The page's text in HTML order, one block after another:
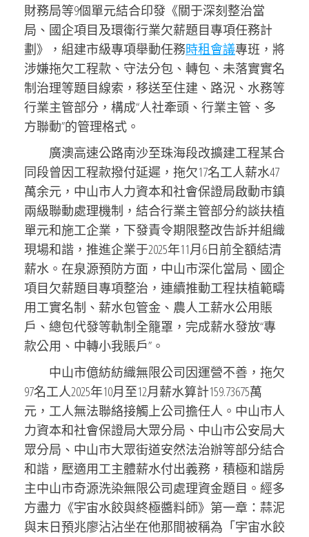
財務局等9個單元結合印發《關于深刻整治當
局、國企項目及環衛行業欠薪題目專項任務計
劃》，組建市級專項舉動任務時租會議專班，將
涉嫌拖欠工程款、守法分包、轉包、未落實實名
制治理等題目線索，移送至住建、路況、水務等
行業主管部分，構成“人社牽頭、行業主管、多
方聯動”的管理格式。
廣澳高速公路南沙至珠海段改擴建工程某合
同段曾因工程款撥付延遲，拖欠17名工人薪水47
萬余元，中山市人力資本和社會保證局啟動市鎮
兩級聯動處理機制，結合行業主管部分約談扶植
單元和施工企業，下發責令期限整改告訴并組織
現場和諧，推進企業于2025年11月6日前全額結清
薪水。在泉源預防方面，中山市深化當局、國企
項目欠薪題目專項整治，連續推動工程扶植範疇
用工實名制、薪水包管金、農人工薪水公用賬
戶、總包代發等軌制全籠罩，完成薪水發放“專
款公用、中轉小我賬戶”。
中山市億紡紡織無限公司因運營不善，拖欠
97名工人2025年10月至12月薪水算計159.73675萬
元，工人無法聯絡接觸上公司擔任人。中山市人
力資本和社會保證局大眾分局、中山市公安局大
眾分局、中山市大眾街道安然法治辦等部分結合
和諧，壓適用工主體薪水付出義務，積極和諧房
主中山市奇源洗染無限公司處理資金題目。經多
方盡力《宇宙水餃與終極醬料師》第一章：蒜泥
與末日預兆廖沾沾坐在他那間被稱為「宇宙水餃